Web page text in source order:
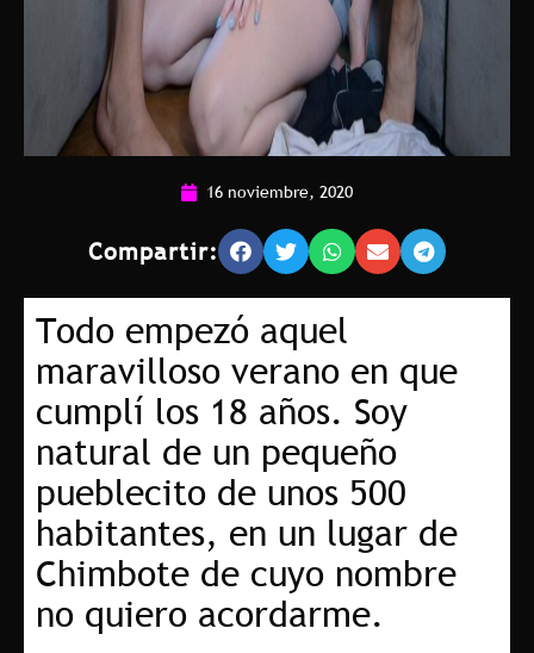
16 noviembre, 2020
Compartir:
Todo empezó aquel
maravilloso verano en que
cumplí los 18 años. Soy
natural de un pequeño
pueblecito de unos 500
habitantes, en un lugar de
Chimbote de cuyo nombre
no quiero acordarme.